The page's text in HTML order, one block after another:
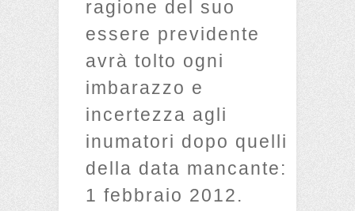
ragione del suo
essere previdente
avrà tolto ogni
imbarazzo e
incertezza agli
inumatori dopo quelli
della data mancante:
1 febbraio 2012.